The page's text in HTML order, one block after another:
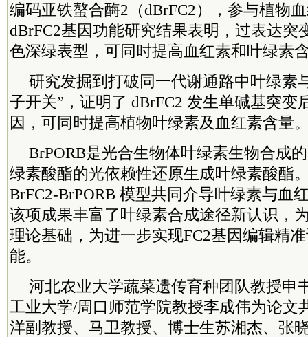
编码亚铁螯合酶2（dBrFC2），参与植物
dBrFC2基因功能研究结果表明，过表达突
色深绿表型，可同时提高血红素和叶绿素
研究发掘到打破同一代谢通路中叶绿素
子开关”，证明了 dBrFC2 发生单碱基突变
因，可同时提高植物叶绿素及血红素含量
BrPORB是光合生物体叶绿素生物合成
绿素酸酯的光依赖性还原生成叶绿素酸酯
BrFC2-BrPORB 模型共同介导叶绿素与血
该项成果丰富了叶绿素合成途径新认识，
理论基础，为进一步实现FC2基因编辑精
能。
河北农业大学蔬菜遗传育种团队教授申
工业大学/周口师范学院教授李成伟为论文
洋副教授、马卫教授、博士生苏湘杰、张